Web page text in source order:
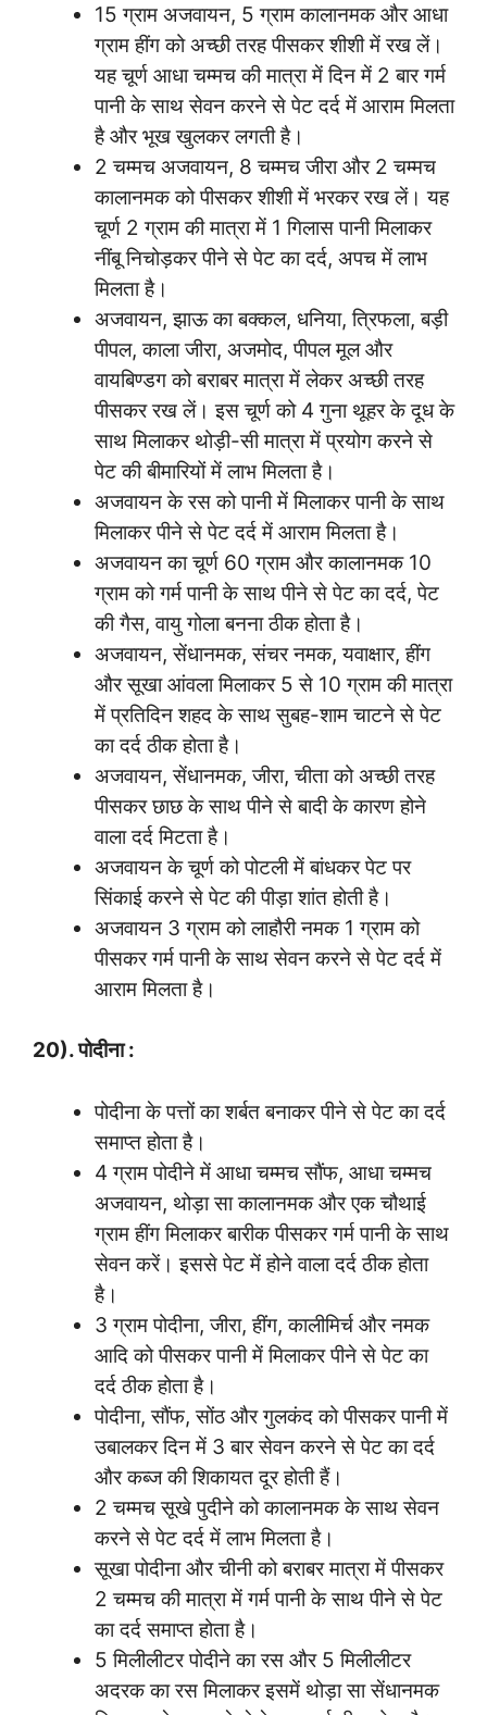
15 ग्राम अजवायन, 5 ग्राम कालानमक और आधा
ग्राम हींग को अच्छी तरह पीसकर शीशी में रख लें।
यह चूर्ण आधा चम्मच की मात्रा में दिन में 2 बार गर्म
पानी के साथ सेवन करने से पेट दर्द में आराम मिलता
है और भूख खुलकर लगती है।
2 चम्मच अजवायन, 8 चम्मच जीरा और 2 चम्मच
कालानमक को पीसकर शीशी में भरकर रख लें। यह
चूर्ण 2 ग्राम की मात्रा में 1 गिलास पानी मिलाकर
नींबू निचोड़कर पीने से पेट का दर्द, अपच में लाभ
मिलता है।
अजवायन, झाऊ का बक्कल, धनिया, त्रिफला, बड़ी
पीपल, काला जीरा, अजमोद, पीपल मूल और
वायबिण्डग को बराबर मात्रा में लेकर अच्छी तरह
पीसकर रख लें। इस चूर्ण को 4 गुना थूहर के दूध के
साथ मिलाकर थोड़ी-सी मात्रा में प्रयोग करने से
पेट की बीमारियों में लाभ मिलता है।
अजवायन के रस को पानी में मिलाकर पानी के साथ
मिलाकर पीने से पेट दर्द में आराम मिलता है।
अजवायन का चूर्ण 60 ग्राम और कालानमक 10
ग्राम को गर्म पानी के साथ पीने से पेट का दर्द, पेट
की गैस, वायु गोला बनना ठीक होता है।
अजवायन, सेंधानमक, संचर नमक, यवाक्षार, हींग
और सूखा आंवला मिलाकर 5 से 10 ग्राम की मात्रा
में प्रतिदिन शहद के साथ सुबह-शाम चाटने से पेट
का दर्द ठीक होता है।
अजवायन, सेंधानमक, जीरा, चीता को अच्छी तरह
पीसकर छाछ के साथ पीने से बादी के कारण होने
वाला दर्द मिटता है।
अजवायन के चूर्ण को पोटली में बांधकर पेट पर
सिंकाई करने से पेट की पीड़ा शांत होती है।
अजवायन 3 ग्राम को लाहौरी नमक 1 ग्राम को
पीसकर गर्म पानी के साथ सेवन करने से पेट दर्द में
आराम मिलता है।
20). पोदीना :
पोदीना के पत्तों का शर्बत बनाकर पीने से पेट का दर्द
समाप्त होता है।
4 ग्राम पोदीने में आधा चम्मच सौंफ, आधा चम्मच
अजवायन, थोड़ा सा कालानमक और एक चौथाई
ग्राम हींग मिलाकर बारीक पीसकर गर्म पानी के साथ
सेवन करें। इससे पेट में होने वाला दर्द ठीक होता
है।
3 ग्राम पोदीना, जीरा, हींग, कालीमिर्च और नमक
आदि को पीसकर पानी में मिलाकर पीने से पेट का
दर्द ठीक होता है।
पोदीना, सौंफ, सोंठ और गुलकंद को पीसकर पानी में
उबालकर दिन में 3 बार सेवन करने से पेट का दर्द
और कब्ज की शिकायत दूर होती हैं।
2 चम्मच सूखे पुदीने को कालानमक के साथ सेवन
करने से पेट दर्द में लाभ मिलता है।
सूखा पोदीना और चीनी को बराबर मात्रा में पीसकर
2 चम्मच की मात्रा में गर्म पानी के साथ पीने से पेट
का दर्द समाप्त होता है।
5 मिलीलीटर पोदीने का रस और 5 मिलीलीटर
अदरक का रस मिलाकर इसमें थोड़ा सा सेंधानमक